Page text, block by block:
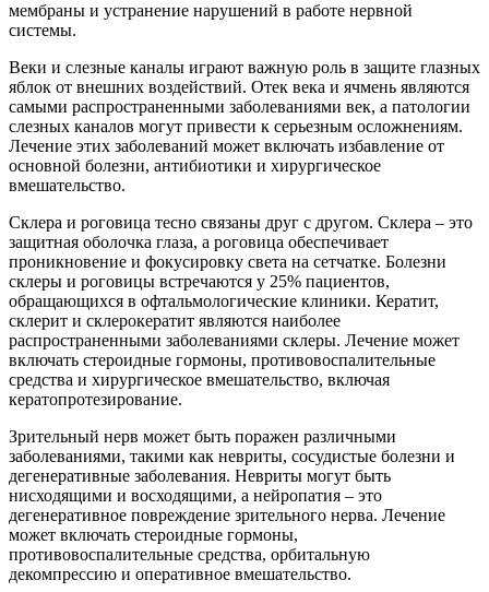
мембраны и устранение нарушений в работе нервной
системы.
Веки и слезные каналы играют важную роль в защите глазных
яблок от внешних воздействий. Отек века и ячмень являются
самыми распространенными заболеваниями век, а патологии
слезных каналов могут привести к серьезным осложнениям.
Лечение этих заболеваний может включать избавление от
основной болезни, антибиотики и хирургическое
вмешательство.
Склера и роговица тесно связаны друг с другом. Склера – это
защитная оболочка глаза, а роговица обеспечивает
проникновение и фокусировку света на сетчатке. Болезни
склеры и роговицы встречаются у 25% пациентов,
обращающихся в офтальмологические клиники. Кератит,
склерит и склерокератит являются наиболее
распространенными заболеваниями склеры. Лечение может
включать стероидные гормоны, противовоспалительные
средства и хирургическое вмешательство, включая
кератопротезирование.
Зрительный нерв может быть поражен различными
заболеваниями, такими как невриты, сосудистые болезни и
дегенеративные заболевания. Невриты могут быть
нисходящими и восходящими, а нейропатия – это
дегенеративное повреждение зрительного нерва. Лечение
может включать стероидные гормоны,
противовоспалительные средства, орбитальную
декомпрессию и оперативное вмешательство.